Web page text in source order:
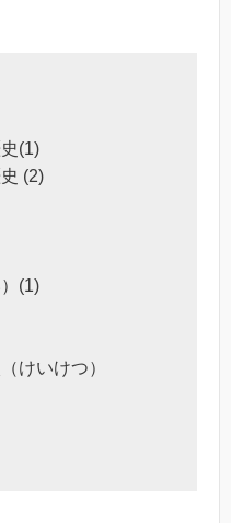
(1)
(2)
(1)
けいけつ）